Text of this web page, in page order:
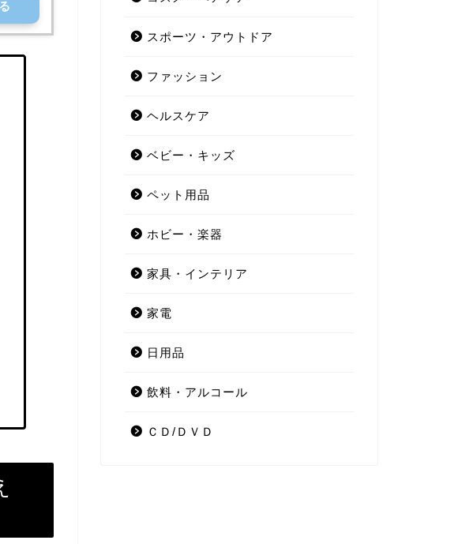
スポーツ・アウトドア
ファッション
ヘルスケア
ベビー・キッズ
ペット用品
ホビー・楽器
家具・インテリア
家電
日用品
飲料・アルコール
ＣＤ/ＤＶＤ